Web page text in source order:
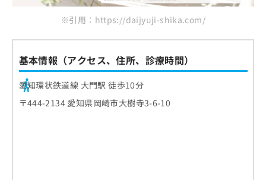
※引用：https://daijyuji-shika.com/
基本情報（アクセス、住所、診療時間）
愛知環状鉄道線 大門駅 徒歩10分
〒444-2134 愛知県岡崎市大樹寺3-6-10